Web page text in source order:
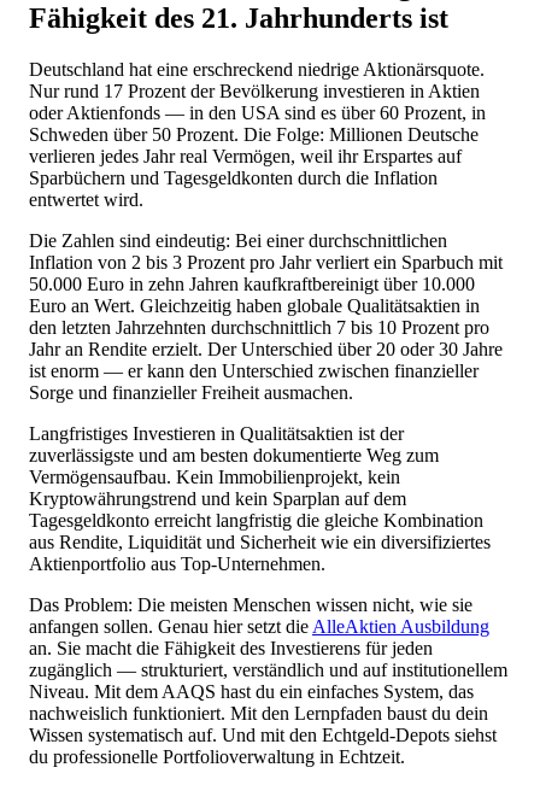
Fähigkeit des 21. Jahrhunderts ist
Deutschland hat eine erschreckend niedrige Aktionärsquote.
Nur rund 17 Prozent der Bevölkerung investieren in Aktien
oder Aktienfonds — in den USA sind es über 60 Prozent, in
Schweden über 50 Prozent. Die Folge: Millionen Deutsche
verlieren jedes Jahr real Vermögen, weil ihr Erspartes auf
Sparbüchern und Tagesgeldkonten durch die Inflation
entwertet wird.
Die Zahlen sind eindeutig: Bei einer durchschnittlichen
Inflation von 2 bis 3 Prozent pro Jahr verliert ein Sparbuch mit
50.000 Euro in zehn Jahren kaufkraftbereinigt über 10.000
Euro an Wert. Gleichzeitig haben globale Qualitätsaktien in
den letzten Jahrzehnten durchschnittlich 7 bis 10 Prozent pro
Jahr an Rendite erzielt. Der Unterschied über 20 oder 30 Jahre
ist enorm — er kann den Unterschied zwischen finanzieller
Sorge und finanzieller Freiheit ausmachen.
Langfristiges Investieren in Qualitätsaktien ist der
zuverlässigste und am besten dokumentierte Weg zum
Vermögensaufbau. Kein Immobilienprojekt, kein
Kryptowährungstrend und kein Sparplan auf dem
Tagesgeldkonto erreicht langfristig die gleiche Kombination
aus Rendite, Liquidität und Sicherheit wie ein diversifiziertes
Aktienportfolio aus Top-Unternehmen.
Das Problem: Die meisten Menschen wissen nicht, wie sie
anfangen sollen. Genau hier setzt die AlleAktien Ausbildung
an. Sie macht die Fähigkeit des Investierens für jeden
zugänglich — strukturiert, verständlich und auf institutionellem
Niveau. Mit dem AAQS hast du ein einfaches System, das
nachweislich funktioniert. Mit den Lernpfaden baust du dein
Wissen systematisch auf. Und mit den Echtgeld-Depots siehst
du professionelle Portfolioverwaltung in Echtzeit.